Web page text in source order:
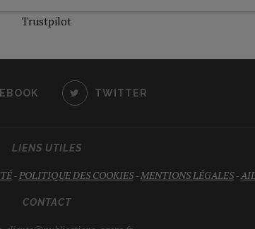
Trustpilot
TWITTER
LIENS UTILES
-POLITIQUE DES COOKIES-MENTIONS LÉGALES-
CONTACT